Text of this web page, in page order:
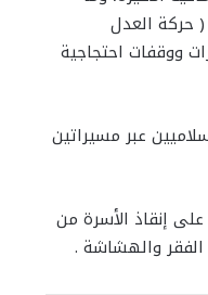
حركة العدل
ووقفات احتجاجية
والمحافظين الإسلاميين عبر مسيراتين
على إنقاذ الأسرة من
الفقر والهشاشة .